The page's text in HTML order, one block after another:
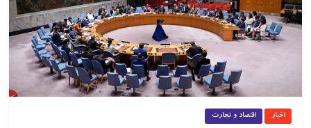
اخبار اقتصاد و تجارت